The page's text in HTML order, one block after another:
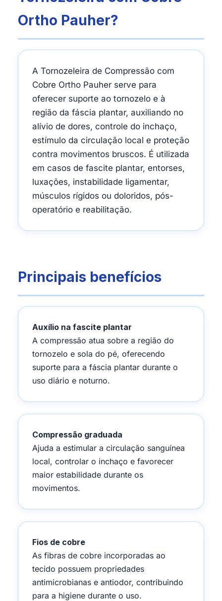
Ortho Pauher?
A Tornozeleira de Compressão com
Cobre Ortho Pauher serve para
oferecer suporte ao tornozelo e à
região da fáscia plantar, auxiliando no
alívio de dores, controle do inchaço,
estímulo da circulação local e proteção
contra movimentos bruscos. É utilizada
em casos de fascite plantar, entorses,
luxações, instabilidade ligamentar,
músculos rígidos ou doloridos, pós-
operatório e reabilitação.
Principais benefícios
Auxílio na fascite plantar
A compressão atua sobre a região do
tornozelo e sola do pé, oferecendo
suporte para a fáscia plantar durante o
uso diário e noturno.
Compressão graduada
Ajuda a estimular a circulação sanguínea
local, controlar o inchaço e favorecer
maior estabilidade durante os
movimentos.
Fios de cobre
As fibras de cobre incorporadas ao
tecido possuem propriedades
antimicrobianas e antiodor, contribuindo
para a higiene durante o uso.